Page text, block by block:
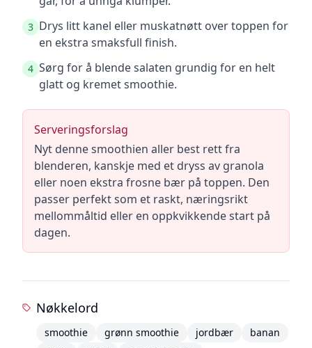
3 Drys litt kanel eller muskatnøtt over toppen for
en ekstra smaksfull finish.
4 Sørg for å blende salaten grundig for en helt
glatt og kremet smoothie.
Serveringsforslag
Nyt denne smoothien aller best rett fra
blenderen, kanskje med et dryss av granola
eller noen ekstra frosne bær på toppen. Den
passer perfekt som et raskt, næringsrikt
mellommåltid eller en oppkvikkende start på
dagen.
Nøkkelord
smoothie grønn smoothie jordbær
banan